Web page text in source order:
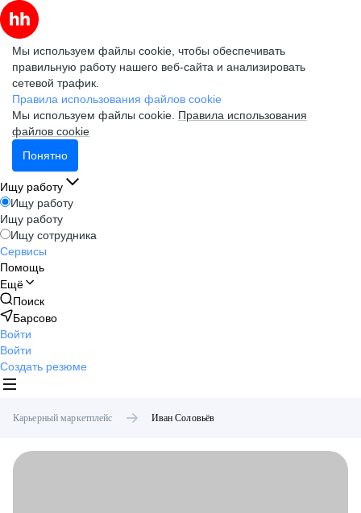
Мы используем файлы cookie, чтобы обеспечивать
правильную работу нашего веб-сайта и анализировать
сетевой трафик.
Правила использования файлов cookie
Мы используем файлы cookie. Правила использования
файлов cookie
Понятно
Ищу работу
Ищу работу
Ищу работу
Ищу сотрудника
Сервисы
Помощь
Ещё
Поиск
Барсово
Войти
Войти
Создать резюме
Карьерный маркетплейс Иван Соловьёв